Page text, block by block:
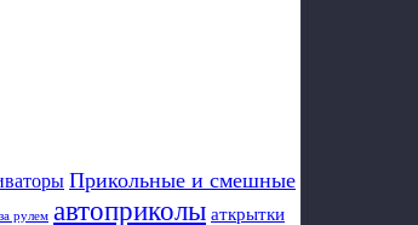
Прикольные и смешные
рулем автоприколы аткрытки